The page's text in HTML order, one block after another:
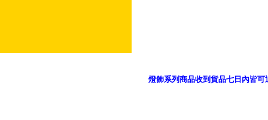
燈飾系列商品收到貨品七日內皆